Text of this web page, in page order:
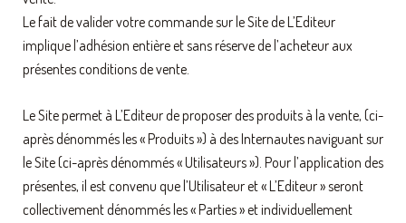
Le fait de valider votre commande sur le Site de L’Editeur
implique l’adhésion entière et sans réserve de l’acheteur aux
présentes conditions de vente.
Le Site permet à L’Editeur de proposer des produits à la vente, (ci-
après dénommés les « Produits ») à des Internautes naviguant sur
le Site (ci-après dénommés « Utilisateurs »). Pour l’application des
présentes, il est convenu que l’Utilisateur et « L’Editeur » seront
collectivement dénommés les « Parties » et individuellement